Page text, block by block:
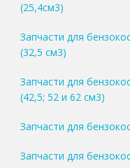
(25,4см3)
Запчасти для
(32,5 см3)
Запчасти для
(42,5; 52 и 62 см3)
Запчасти для
Запчасти для